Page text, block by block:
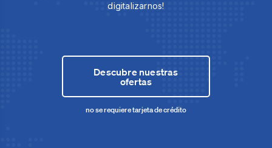
digitalizarnos!
Descubre nuestras
ofertas
no se requiere tarjeta de crédito